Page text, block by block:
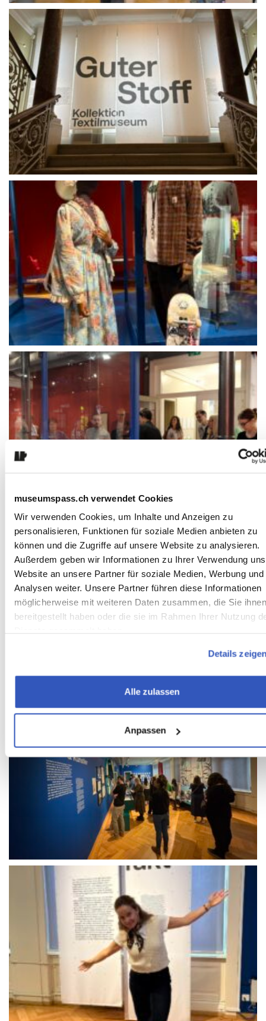
museumspass.ch verwendet Cookies
Wir verwenden Cookies, um Inhalte und Anzeigen zu
personalisieren, Funktionen für soziale Medien anbieten zu
können und die Zugriffe auf unsere Website zu analysieren.
Außerdem geben wir Informationen zu Ihrer Verwendung
Website an unsere Partner für soziale Medien, Werbung und
Analysen weiter. Unsere Partner führen diese Informationen
möglicherweise mit weiteren Daten zusammen, die Sie ihnen
bereitgestellt haben oder die sie im Rahmen Ihrer Nutzung
Details
Alle zulassen
Anpassen